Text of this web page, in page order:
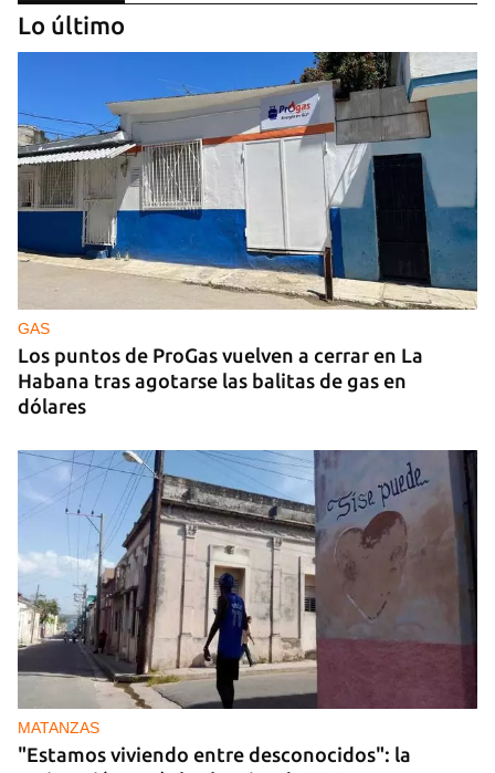
GUERRA
Ucrania ataca otro centro logístico del Amazon
ruso, esta vez en los Urales
Lo último
GAS
Los puntos de ProGas vuelven a cerrar en La
Habana tras agotarse las balitas de gas en
dólares
MATANZAS
"Estamos viviendo entre desconocidos": la